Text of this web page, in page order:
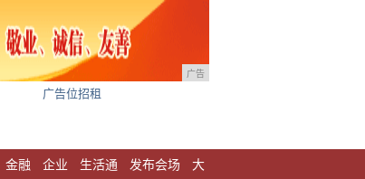
广告
广告位招租
金融 企业 生活通 发布会场
大